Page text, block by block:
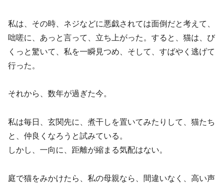
私は、その時、ネジなどに悪戯されては面倒だと考えて、
咄嗟に、あっと言って、立ち上がった。すると、猫は、び
くっと驚いて、私を一瞬見つめ、そして、すばやく逃げて
行った。
それから、数年が過ぎた今。
私は毎日、玄関先に、煮干しを置いてみたりして、猫たち
と、仲良くなろうと試みている。
しかし、一向に、距離が縮まる気配はない。
庭で猫をみかけたら、私の母親なら、間違いなく、高い声